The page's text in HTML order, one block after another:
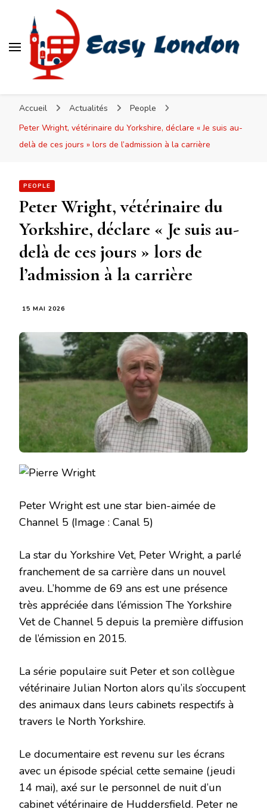
Accueil Actualités
People
Peter Wright, vétérinaire du Yorkshire, déclare « Je suis au-
delà de ces jours » lors de l’admission à la carrière
PEOPLE
Peter Wright, vétérinaire du
Yorkshire, déclare « Je suis au-
delà de ces jours » lors de
l’admission à la carrière
15 MAI 2026
Peter Wright est une star bien-aimée de
Channel 5 (Image : Canal 5)
La star du Yorkshire Vet, Peter Wright, a parlé
franchement de sa carrière dans un nouvel
aveu. L’homme de 69 ans est une présence
très appréciée dans l’émission The Yorkshire
Vet de Channel 5 depuis la première diffusion
de l’émission en 2015.
La série populaire suit Peter et son collègue
vétérinaire Julian Norton alors qu’ils s’occupent
des animaux dans leurs cabinets respectifs à
travers le North Yorkshire.
Le documentaire est revenu sur les écrans
avec un épisode spécial cette semaine (jeudi
14 mai), axé sur le personnel de nuit d’un
cabinet vétérinaire de Huddersfield. Peter ne